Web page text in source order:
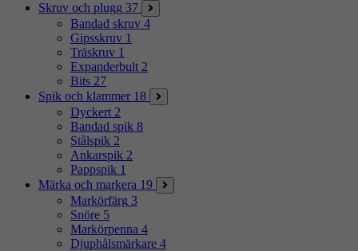
Skruv och plugg 37
Bandad skruv 4
Gipsskruv 1
Träskruv 1
Expanderbult 2
Bits 27
Spik och klammer 18
Dyckert 2
Bandad spik 8
Stålspik 2
Ankarspik 2
Pappspik 1
Märka och markera 19
Markörfärg 3
Snöre 5
Markörpenna 4
Djuphålsmärkare 4